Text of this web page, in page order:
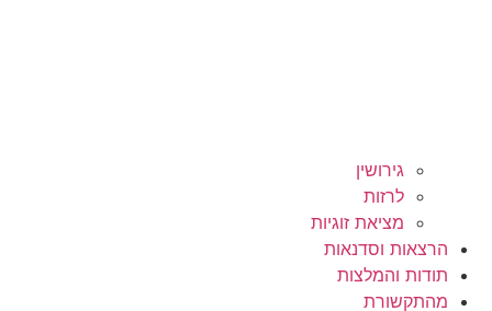
גירושין
לרזות
מציאת זוגיות
הרצאות וסדנאות
תודות והמלצות
מהתקשורת